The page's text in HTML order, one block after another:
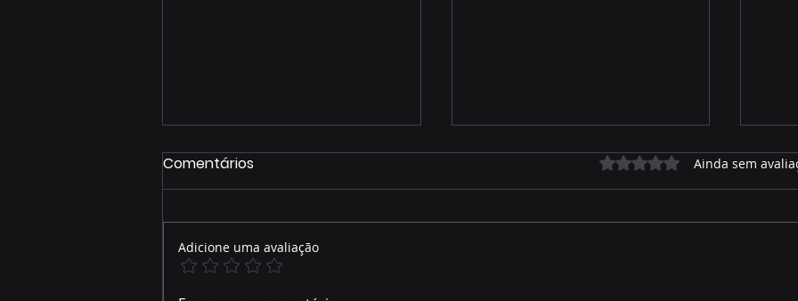
Comentários Avaliado com 0 de 5 estrelas.
Ainda sem
Adicione uma avaliação